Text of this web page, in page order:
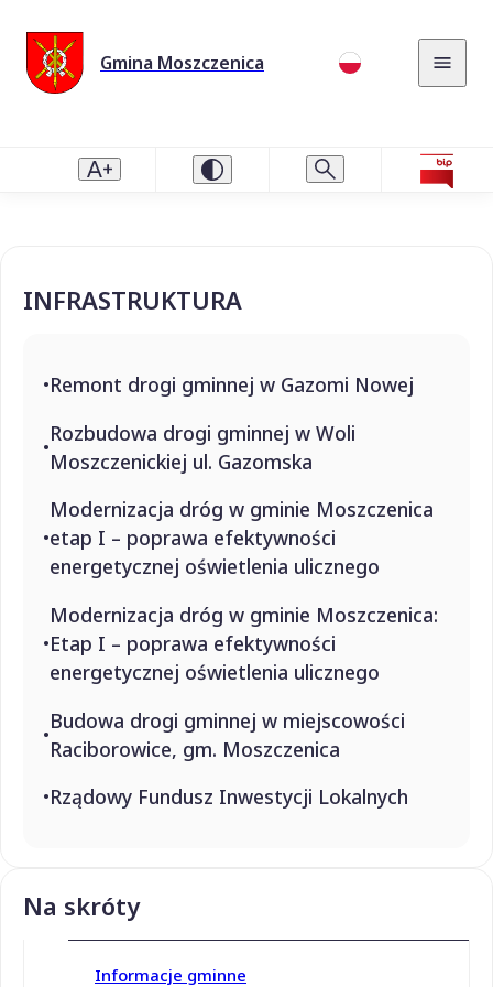
Gmina Moszczenica
INFRASTRUKTURA
Remont drogi gminnej w Gazomi Nowej
Rozbudowa drogi gminnej w Woli
Moszczenickiej ul. Gazomska
Modernizacja dróg w gminie Moszczenica
etap I – poprawa efektywności
energetycznej oświetlenia ulicznego
Modernizacja dróg w gminie Moszczenica:
Etap I – poprawa efektywności
energetycznej oświetlenia ulicznego
Budowa drogi gminnej w miejscowości
Raciborowice, gm. Moszczenica
Rządowy Fundusz Inwestycji Lokalnych
Na skróty
Informacje gminne